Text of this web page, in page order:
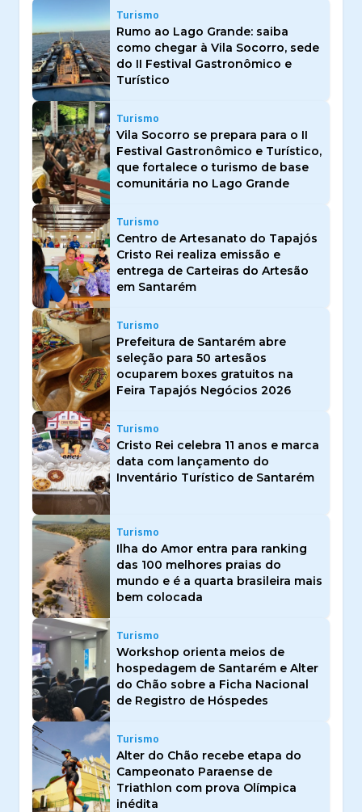
Turismo
Rumo ao Lago Grande: saiba
como chegar à Vila Socorro, sede
do II Festival Gastronômico e
Turístico
Turismo
Vila Socorro se prepara para o II
Festival Gastronômico e Turístico,
que fortalece o turismo de base
comunitária no Lago Grande
Turismo
Centro de Artesanato do Tapajós
Cristo Rei realiza emissão e
entrega de Carteiras do Artesão
em Santarém
Turismo
Prefeitura de Santarém abre
seleção para 50 artesãos
ocuparem boxes gratuitos na
Feira Tapajós Negócios 2026
Turismo
Cristo Rei celebra 11 anos e marca
data com lançamento do
Inventário Turístico de Santarém
Turismo
Ilha do Amor entra para ranking
das 100 melhores praias do
mundo e é a quarta brasileira mais
bem colocada
Turismo
Workshop orienta meios de
hospedagem de Santarém e Alter
do Chão sobre a Ficha Nacional
de Registro de Hóspedes
Turismo
Alter do Chão recebe etapa do
Campeonato Paraense de
Triathlon com prova Olímpica
inédita